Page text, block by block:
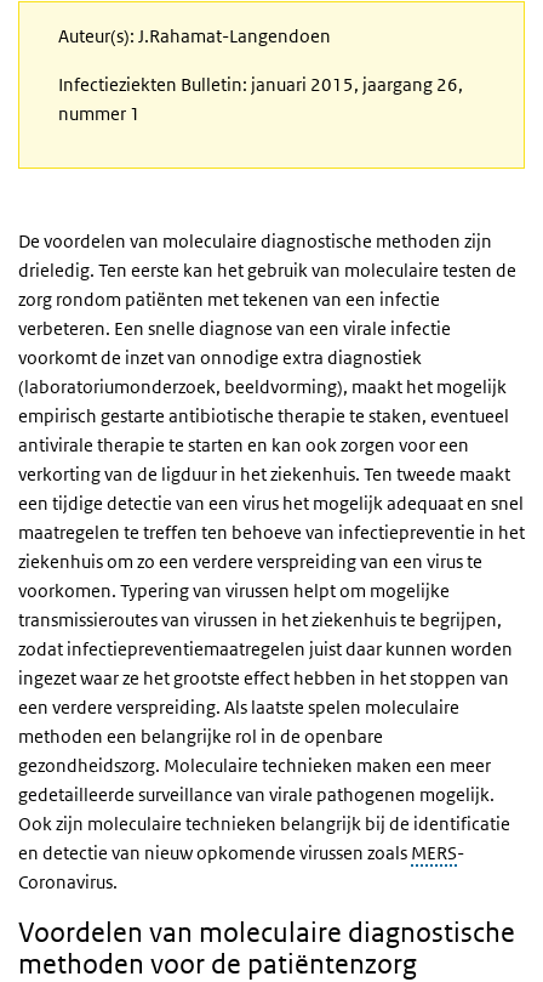
Auteur(s): J.Rahamat-Langendoen
Infectieziekten Bulletin: januari 2015, jaargang 26,
nummer 1
De voordelen van moleculaire diagnostische methoden zijn
drieledig. Ten eerste kan het gebruik van moleculaire testen de
zorg rondom patiënten met tekenen van een infectie
verbeteren. Een snelle diagnose van een virale infectie
voorkomt de inzet van onnodige extra diagnostiek
(laboratoriumonderzoek, beeldvorming), maakt het mogelijk
empirisch gestarte antibiotische therapie te staken, eventueel
antivirale therapie te starten en kan ook zorgen voor een
verkorting van de ligduur in het ziekenhuis. Ten tweede maakt
een tijdige detectie van een virus het mogelijk adequaat en snel
maatregelen te treffen ten behoeve van infectiepreventie in het
ziekenhuis om zo een verdere verspreiding van een virus te
voorkomen. Typering van virussen helpt om mogelijke
transmissieroutes van virussen in het ziekenhuis te begrijpen,
zodat infectiepreventiemaatregelen juist daar kunnen worden
ingezet waar ze het grootste effect hebben in het stoppen van
een verdere verspreiding. Als laatste spelen moleculaire
methoden een belangrijke rol in de openbare
gezondheidszorg. Moleculaire technieken maken een meer
gedetailleerde surveillance van virale pathogenen mogelijk.
Ook zijn moleculaire technieken belangrijk bij de identificatie
en detectie van nieuw opkomende virussen zoals MERS-
Coronavirus.
Voordelen van moleculaire diagnostische
methoden voor de patiëntenzorg